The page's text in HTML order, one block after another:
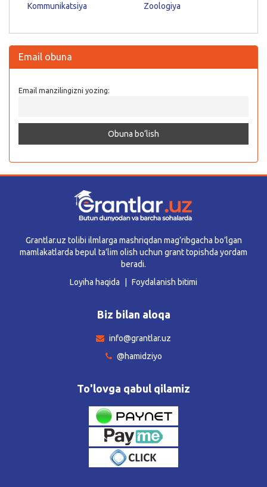
Kommunikatsiya
Zoologiya
Email obuna
Email manzilingizni yozing:
Grantlar.uz tolibi ilmlarga mashriqdan mag’ribgacha bo’lgan
mamlakatlarda bepul ta’lim olish uchun grant topishda yordam
beradi.
Loyiha haqida
Foydalanish bitimi
Biz bilan aloqa
info@grantlar.uz
@hamidziyo
To'lovga qabul qilamiz